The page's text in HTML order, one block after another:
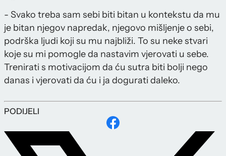
- Svako treba sam sebi biti bitan u kontekstu da mu
je bitan njegov napredak, njegovo mišljenje o sebi,
podrška ljudi koji su mu najbliži. To su neke stvari
koje su mi pomogle da nastavim vjerovati u sebe.
Trenirati s motivacijom da ću sutra biti bolji nego
danas i vjerovati da ću i ja dogurati daleko.
PODIJELI